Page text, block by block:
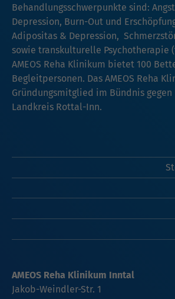
Behandlungsschwerpunkte sind:
Depression, Burn-Out und
Adipositas & Depression,
sowie transkulturelle Psychotherapie
AMEOS Reha Klinikum bietet 100
Begleitpersonen. Das AMEOS Reha
Gründungsmitglied im Bündnis gegen
Landkreis Rottal-Inn.
AMEOS Reha Klinikum Inntal
Jakob-Weindler-Str. 1